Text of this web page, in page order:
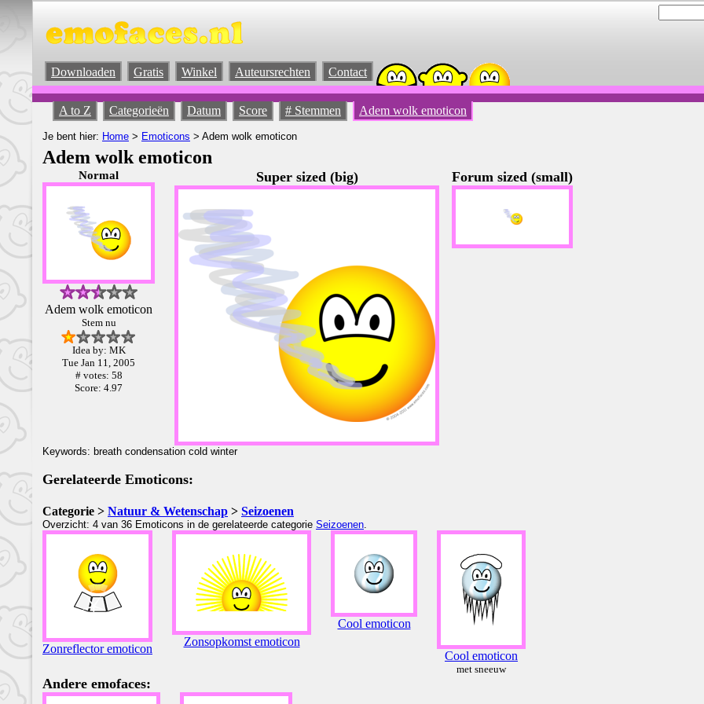
Downloaden Gratis Winkel Auteursrechten Contact
A to Z Categorieën Datum Score # Stemmen Adem wolk emoticon
Je bent hier: Home > Emoticons > Adem wolk emoticon
Adem wolk emoticon
Normal
Adem wolk emoticon
Stem nu
Idea by: MK
Tue Jan 11, 2005
# votes: 58
Score: 4.97
Super sized (big) Forum sized (small)
Keywords: breath condensation cold winter
Gerelateerde Emoticons:
Categorie > Natuur & Wetenschap > Seizoenen
Overzicht: 4 van 36 Emoticons in de gerelateerde categorie Seizoenen.
Zonreflector emoticon
Zonsopkomst emoticon
Cool emoticon
Cool emoticon
met sneeuw
Andere emofaces: